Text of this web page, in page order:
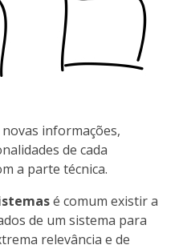
informações,
de cada
a parte técnica.
é comum existir a
de um sistema para
relevância e de